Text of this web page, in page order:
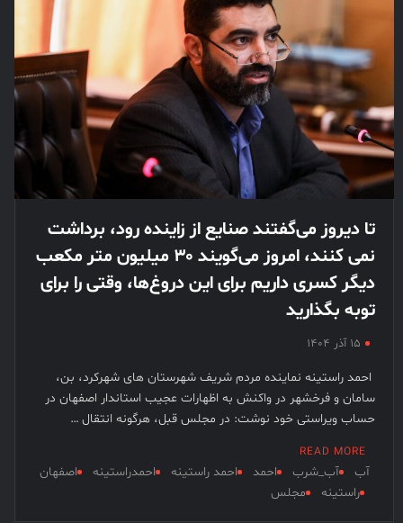
تا دیروز می‌گفتند صنایع از زاینده رود، برداشت
نمی کنند، امروز می‌گویند ۳۰ میلیون متر مکعب
دیگر کسری داریم برای این دروغ‌ها، وقتی را برای
توبه بگذارید
۱۵ آذر ۱۴۰۴
‌ احمد راستینه نماینده مردم شریف شهرستان های شهرکرد، بن،
سامان و فرخشهر در واکنش به اظهارات عجیب استاندار اصفهان در
حساب ویراستی خود نوشت: در مجلس قبل، هرگونه انتقال …
READ MORE
آب آب_شرب احمد احمد راستینه احمدراستینه
اصفهان
راستینه
مجلس